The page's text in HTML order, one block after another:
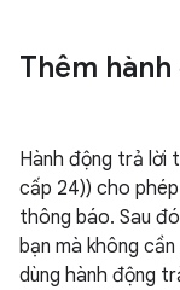
Thêm
Hành động trả lời
cấp 24)) cho
thông báo. Sau
bạn mà không
dùng hành động